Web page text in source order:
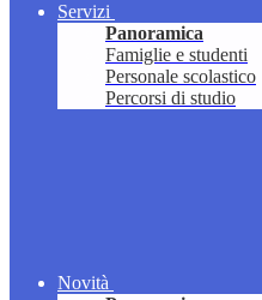
Servizi
Panoramica
Famiglie e studenti
Personale scolastico
Percorsi di studio
Novità